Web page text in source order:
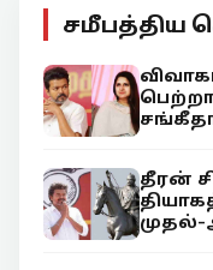
சமீபத்திய
தீரன்